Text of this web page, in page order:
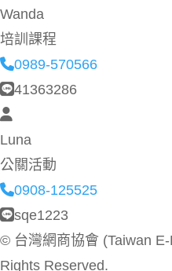
Wanda
培訓課程
0989-570566
41363286
Luna
公關活動
0908-125525
sqe1223
© 台灣網商協會 (Taiwan
Rights Reserved.